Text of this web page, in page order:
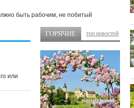
быть рабочим, не побитый
или
ГОРЯЧИЕ топ новостей